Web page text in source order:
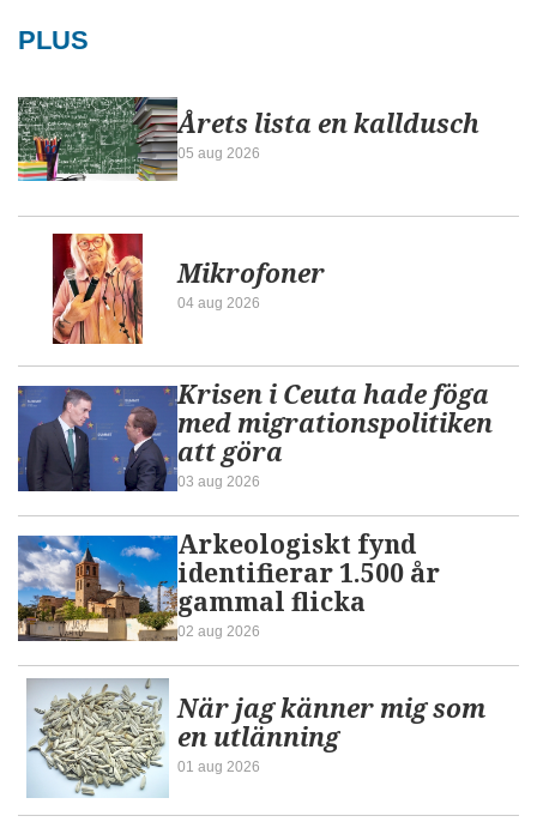
PLUS
Årets lista en kalldusch
05 aug 2026
Mikrofoner
04 aug 2026
Krisen i Ceuta hade föga
med migrationspolitiken
att göra
03 aug 2026
Arkeologiskt fynd
identifierar 1.500 år
gammal flicka
02 aug 2026
När jag känner mig som
en utlänning
01 aug 2026